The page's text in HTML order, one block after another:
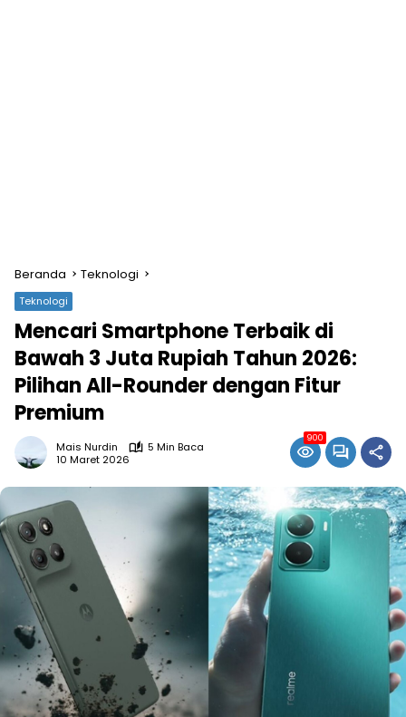
Beranda Teknologi
Teknologi
Mencari Smartphone Terbaik di
Bawah 3 Juta Rupiah Tahun 2026:
Pilihan All-Rounder dengan Fitur
Premium
Mais Nurdin
5 Min Baca
10 Maret 2026
900